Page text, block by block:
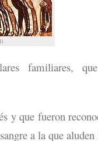
familiares,
y que fueron
a la que aluden